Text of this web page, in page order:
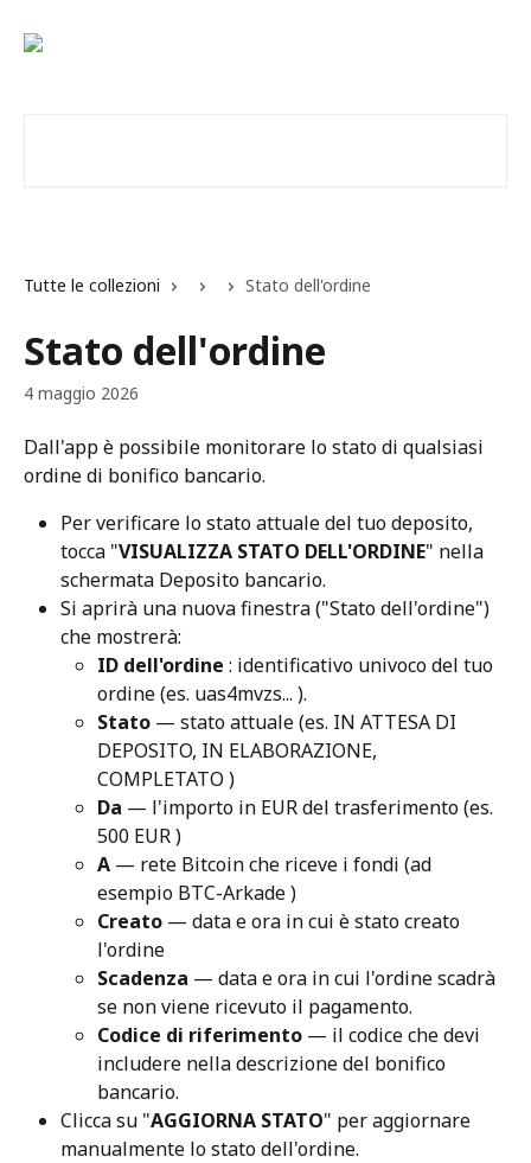
Tutte le collezioni Stato dell'ordine
Stato dell'ordine
4 maggio 2026
Dall'app è possibile monitorare lo stato di qualsiasi
ordine di bonifico bancario.
Per verificare lo stato attuale del tuo deposito,
tocca "VISUALIZZA STATO DELL'ORDINE" nella
schermata Deposito bancario.
Si aprirà una nuova finestra ("Stato dell'ordine")
che mostrerà:
ID dell'ordine : identificativo univoco del tuo
ordine (es. uas4mvzs... ).
Stato — stato attuale (es. IN ATTESA DI
DEPOSITO, IN ELABORAZIONE,
COMPLETATO )
Da — l'importo in EUR del trasferimento (es.
500 EUR )
A — rete Bitcoin che riceve i fondi (ad
esempio BTC-Arkade )
Creato — data e ora in cui è stato creato
l'ordine
Scadenza — data e ora in cui l'ordine scadrà
se non viene ricevuto il pagamento.
Codice di riferimento — il codice che devi
includere nella descrizione del bonifico
bancario.
Clicca su "AGGIORNA STATO" per aggiornare
manualmente lo stato dell'ordine.